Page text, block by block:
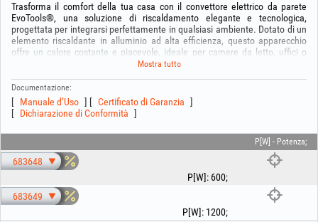
Trasforma il comfort della tua casa con il convettore elettrico da parete
EvoTools®, una soluzione di riscaldamento elegante e tecnologica,
progettata per integrarsi perfettamente in qualsiasi ambiente. Dotato di un
elemento riscaldante in alluminio ad alta efficienza, questo apparecchio
offre un calore costante e piacevole, ideale per camere da letto, uffici o
spazi residenziali. Il controllo è ora a portata di mano grazie al pannello con
ambiente e configurare con precisione il funzionamento dell’apparecchio.
Questo modello ridefinisce l’efficienza grazie a funzioni intelligenti come il
sensore finestra aperta e la programmazione tramite timer settimanale,
ottimizzando i consumi energetici in base al tuo stile di vita. La sicurezza è
garantita dalla protezione contro il surriscaldamento e dalla funzione «Child
Lock», che impedisce ai bambini di modificare accidentalmente le
impostazioni. Con un grado di protezione IP24, il convettore è protetto
dagli spruzzi d’acqua, assicurando una maggiore durata e un
Specifiche tecniche:
Mostra tutto
Documentazione:
Manuale d’Uso
Certificato di Garanzia
Dichiarazione di Conformità
P[W] - Potenza;
683648
P[W]: 600;
683649
P[W]: 1200;